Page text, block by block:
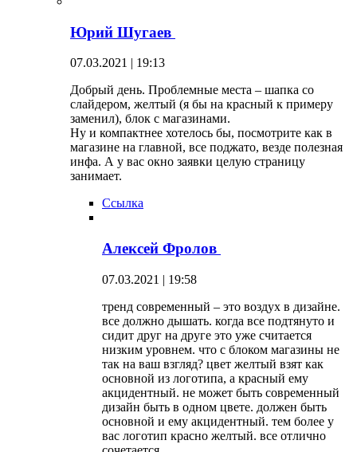
Юрий Шугаев
07.03.2021 | 19:13
Добрый день. Проблемные места – шапка со
слайдером, желтый (я бы на красный к примеру
заменил), блок с магазинами.
Ну и компактнее хотелось бы, посмотрите как в
магазине на главной, все поджато, везде полезная
инфа. А у вас окно заявки целую страницу
занимает.
Ссылка
Алексей Фролов
07.03.2021 | 19:58
тренд современный – это воздух в дизайне.
все должно дышать. когда все подтянуто и
сидит друг на друге это уже считается
низким уровнем. что с блоком магазины не
так на ваш взгляд? цвет желтый взят как
основной из логотипа, а красный ему
акцидентный. не может быть современный
дизайн быть в одном цвете. должен быть
основной и ему акцидентный. тем более у
вас логотип красно желтый. все отлично